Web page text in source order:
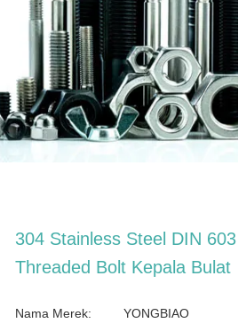
304 Stainless Steel DIN 603
Threaded Bolt Kepala Bulat
Nama Merek: YONGBIAO